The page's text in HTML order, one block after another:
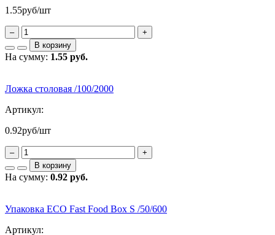
1.55руб/шт
–
+
В корзину
На сумму: 1.55 руб.
Ложка столовая /100/2000
Артикул:
0.92руб/шт
–
+
В корзину
На сумму: 0.92 руб.
Упаковка ECO Fast Food Box S /50/600
Артикул: